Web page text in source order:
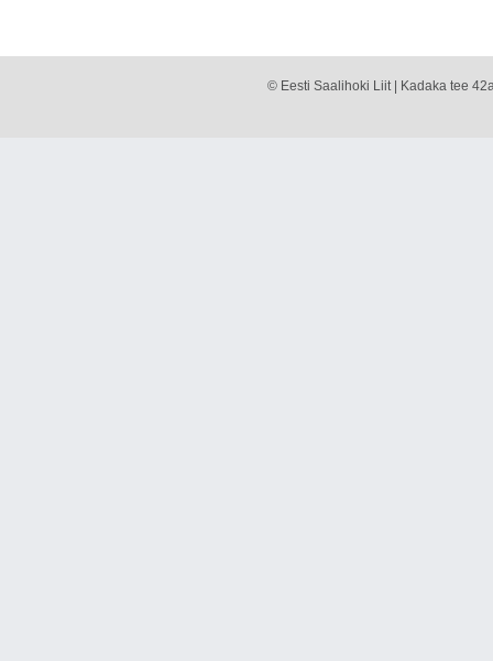
© Eesti Saalihoki Liit | Kadaka tee